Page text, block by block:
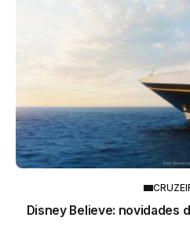
Disney Believe: novidades